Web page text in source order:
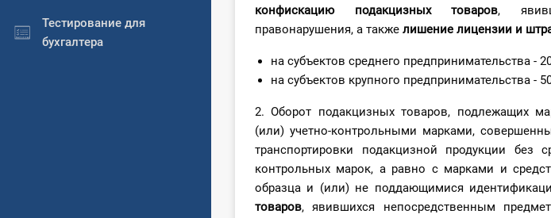
Тестирование для
бухгалтера
конфискацию подакцизных товаров,
правонарушения, а также лишение лицензии и
на субъектов среднего предпринимательства -
на субъектов крупного предпринимательства -
2. Оборот подакцизных товаров, подлежащих
(или) учетно-контрольными марками,
транспортировки подакцизной продукции без
контрольных марок, а равно с марками и
образца и (или) не поддающимися
товаров, явившихся непосредственным